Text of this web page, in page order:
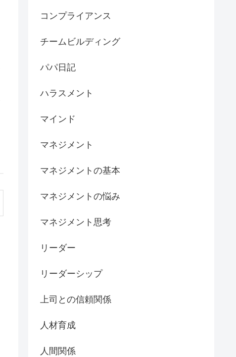
コンプライアンス
チームビルディング
パパ日記
ハラスメント
マインド
マネジメント
マネジメントの基本
マネジメントの悩み
マネジメント思考
リーダー
リーダーシップ
上司との信頼関係
人材育成
人間関係